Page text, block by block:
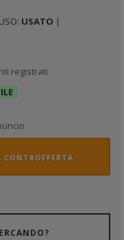
USATO |
registrati